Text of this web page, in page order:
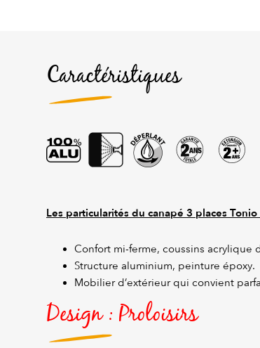
Caractéristiques
Les particularités du canapé 3 places Tonio
Confort mi-ferme, coussins acrylique
Structure aluminium, peinture époxy.
Mobilier d’extérieur qui convient
Design : Proloisirs